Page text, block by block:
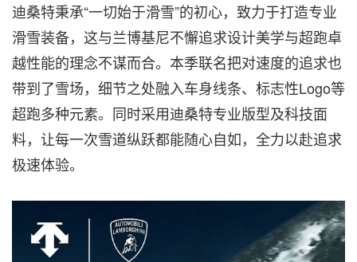
迪桑特秉承“一切始于滑雪”的初心，致力于打造专业
滑雪装备，这与兰博基尼不懈追求设计美学与超跑卓
越性能的理念不谋而合。本季联名把对速度的追求也
带到了雪场，细节之处融入车身线条、标志性Logo等
超跑多种元素。同时采用迪桑特专业版型及科技面
料，让每一次雪道纵跃都能随心自如，全力以赴追求
极速体验。